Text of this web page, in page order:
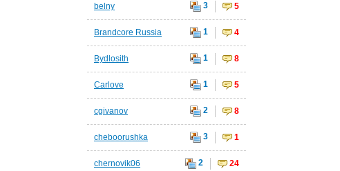
belny 3 5
Brandcore Russia 1 4
Bydlosith 1 8
Carlove 1 5
cgivanov 2 8
cheboorushka 3 1
chernovik06 2 24